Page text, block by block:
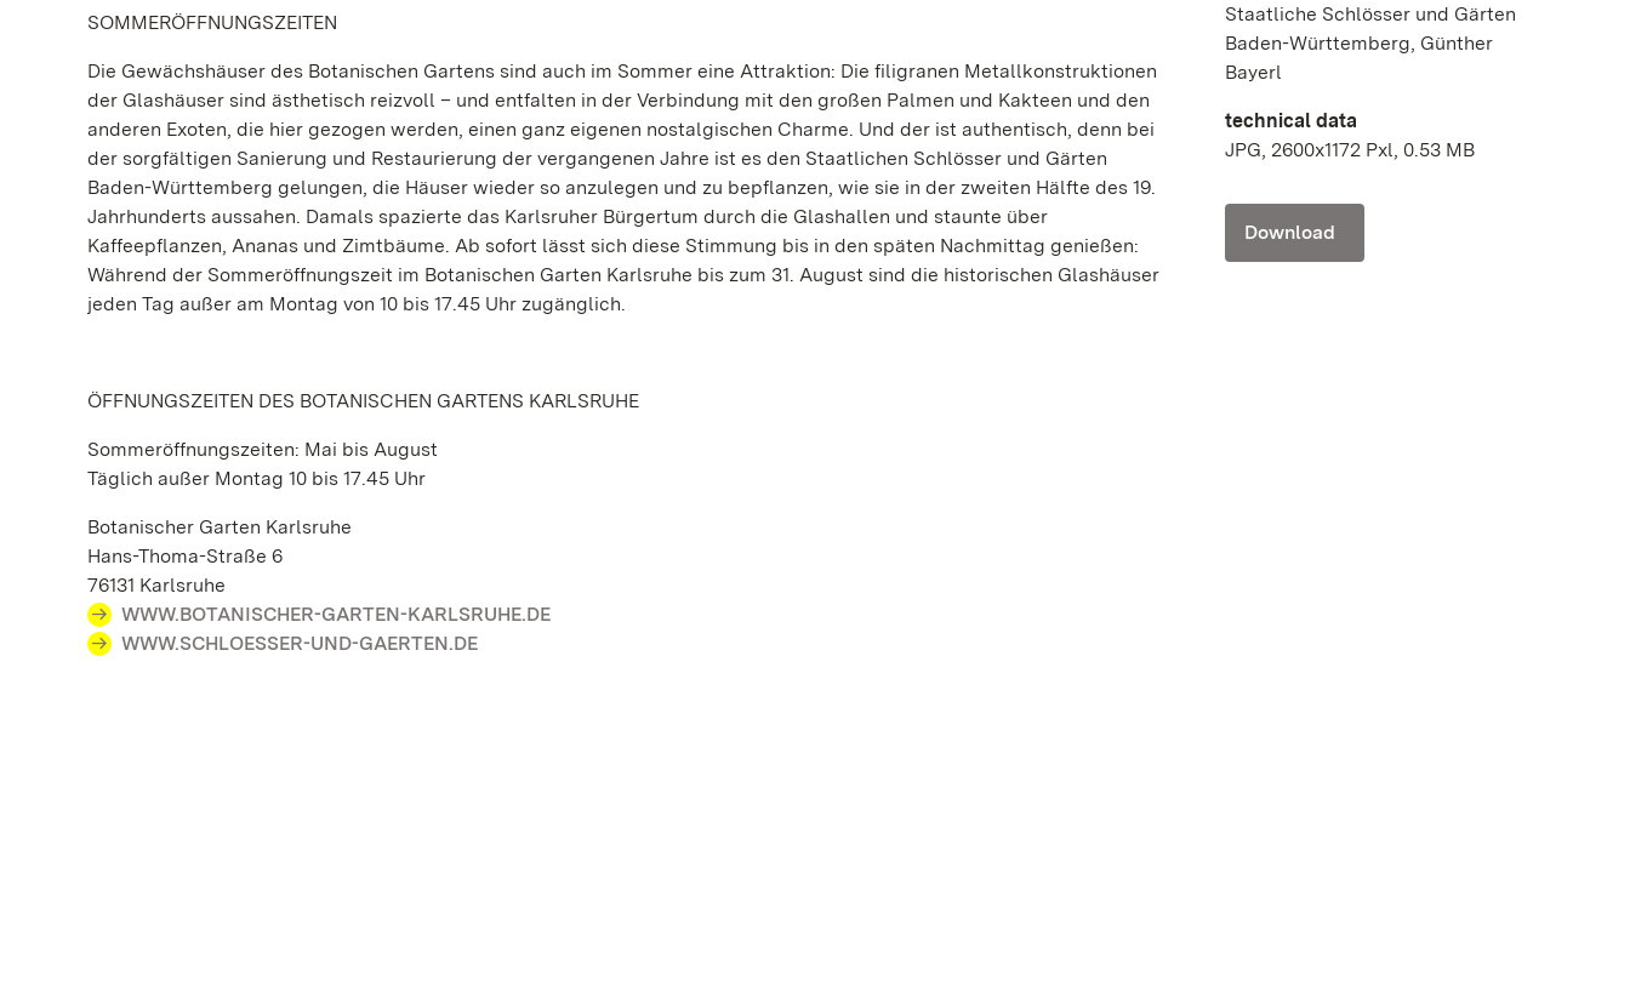
SOMMERÖFFNUNGSZEITEN
Die Gewächshäuser des Botanischen Gartens sind auch im Sommer eine Attraktion: Die filigranen Metallkonstruktionen
der Glashäuser sind ästhetisch reizvoll – und entfalten in der Verbindung mit den großen Palmen und Kakteen und den
anderen Exoten, die hier gezogen werden, einen ganz eigenen nostalgischen Charme. Und der ist authentisch, denn bei
der sorgfältigen Sanierung und Restaurierung der vergangenen Jahre ist es den Staatlichen Schlösser und Gärten
Baden-Württemberg gelungen, die Häuser wieder so anzulegen und zu bepflanzen, wie sie in der zweiten Hälfte des 19.
Jahrhunderts aussahen. Damals spazierte das Karlsruher Bürgertum durch die Glashallen und staunte über
Kaffeepflanzen, Ananas und Zimtbäume. Ab sofort lässt sich diese Stimmung bis in den späten Nachmittag genießen:
Während der Sommeröffnungszeit im Botanischen Garten Karlsruhe bis zum 31. August sind die historischen Glashäuser
jeden Tag außer am Montag von 10 bis 17.45 Uhr zugänglich.
ÖFFNUNGSZEITEN DES BOTANISCHEN GARTENS KARLSRUHE
Sommeröffnungszeiten: Mai bis August
Täglich außer Montag 10 bis 17.45 Uhr
Botanischer Garten Karlsruhe
Hans-Thoma-Straße 6
76131 Karlsruhe
WWW.BOTANISCHER-GARTEN-KARLSRUHE.DE
WWW.SCHLOESSER-UND-GAERTEN.DE
Staatliche Schlösser und Gärten
Baden-Württemberg, Günther
Bayerl
technical data
JPG, 2600x1172 Pxl, 0.53 MB
Download